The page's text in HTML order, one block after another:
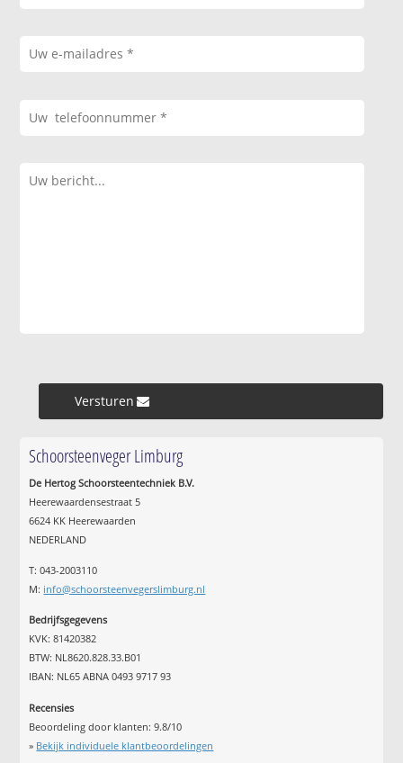
Versturen »
Schoorsteenveger Limburg
De Hertog Schoorsteentechniek B.V.
Heerewaardensestraat 5
6624 KK Heerewaarden
NEDERLAND
T: 043-2003110
M: info@schoorsteenvegerslimburg.nl
Bedrijfsgegevens
KVK: 81420382
BTW: NL8620.828.33.B01
IBAN: NL65 ABNA 0493 9717 93
Recensies
Beoordeling door klanten:9.8/10
» Bekijk individuele klantbeoordelingen